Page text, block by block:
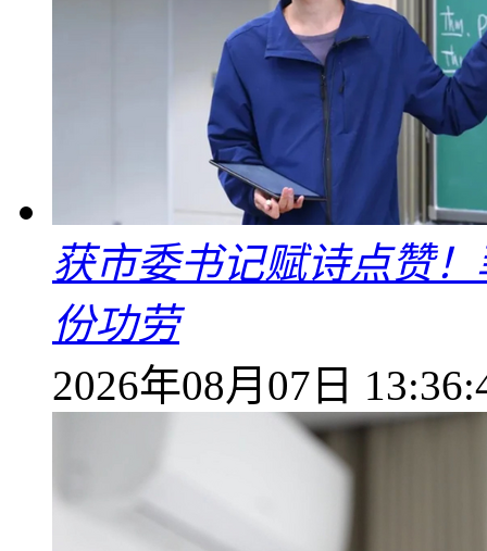
获市委书记赋诗点赞
份功劳
2026年08月07日